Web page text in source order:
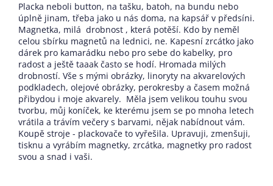
Placka neboli button, na tašku, batoh, na bundu nebo
úplně jinam, třeba jako u nás doma, na kapsář v předsíni.
Magnetka, milá drobnost , která potěší. Kdo by neměl
celou sbírku magnetů na lednici, ne. Kapesní zrcátko jako
dárek pro kamarádku nebo pro sebe do kabelky, pro
radost a ještě taaak často se hodí. Hromada milých
drobností. Vše s mými obrázky, linoryty na akvarelových
podkladech, olejové obrázky, perokresby a časem možná
přibydou i moje akvarely. Měla jsem velikou touhu svou
tvorbu, můj koníček, ke kterému jsem se po mnoha letech
vrátila a trávím večery s barvami, nějak nabídnout vám.
Koupě stroje - plackovače to vyřešila. Upravuji, zmenšuji,
tisknu a vyrábím magnetky, zrcátka, magnetky pro radost
svou a snad i vaši.